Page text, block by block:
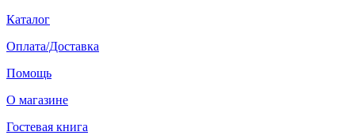
Каталог
Оплата/Доставка
Помощь
О магазине
Гостевая книга